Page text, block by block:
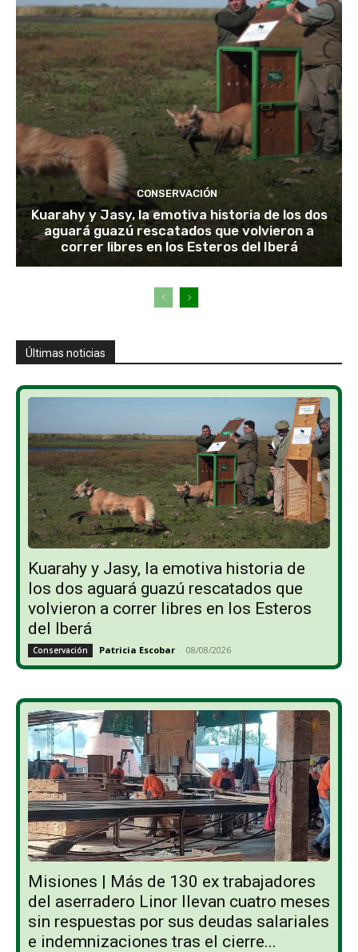
CONSERVACIÓN
Kuarahy y Jasy, la emotiva historia de los dos
aguará guazú rescatados que volvieron a
correr libres en los Esteros del Iberá
Últimas noticias
Kuarahy y Jasy, la emotiva historia de
los dos aguará guazú rescatados que
volvieron a correr libres en los Esteros
del Iberá
Conservación Patricia Escobar - 08/08/2026
Misiones | Más de 130 ex trabajadores
del aserradero Linor llevan cuatro meses
sin respuestas por sus deudas salariales
e indemnizaciones tras el cierre...